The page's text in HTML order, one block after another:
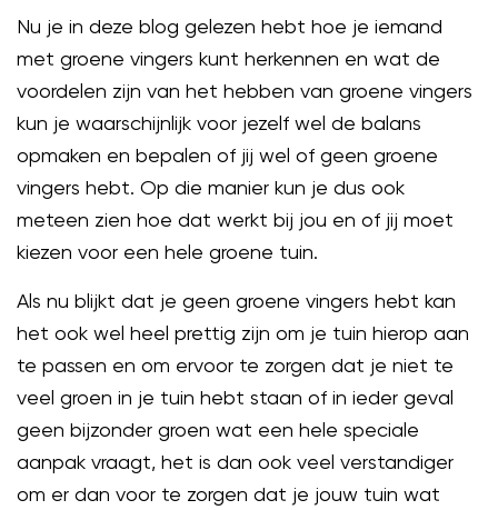
Nu je in deze blog gelezen hebt hoe je iemand
met groene vingers kunt herkennen en wat de
voordelen zijn van het hebben van groene vingers
kun je waarschijnlijk voor jezelf wel de balans
opmaken en bepalen of jij wel of geen groene
vingers hebt. Op die manier kun je dus ook
meteen zien hoe dat werkt bij jou en of jij moet
kiezen voor een hele groene tuin.
Als nu blijkt dat je geen groene vingers hebt kan
het ook wel heel prettig zijn om je tuin hierop aan
te passen en om ervoor te zorgen dat je niet te
veel groen in je tuin hebt staan of in ieder geval
geen bijzonder groen wat een hele speciale
aanpak vraagt, het is dan ook veel verstandiger
om er dan voor te zorgen dat je jouw tuin wat